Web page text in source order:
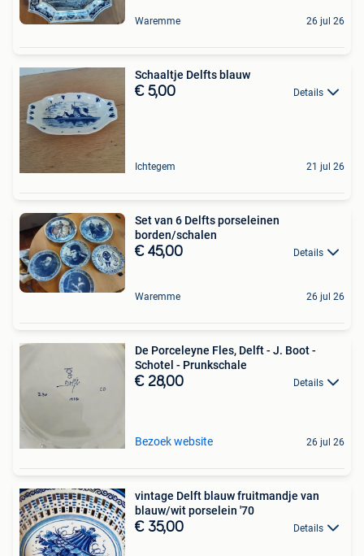
Waremme 26 jul 26
Schaaltje Delfts blauw
€ 5,00 Details
Ichtegem 21 jul 26
Set van 6 Delfts porseleinen
borden/schalen
€ 45,00 Details
Waremme 26 jul 26
De Porceleyne Fles, Delft - J. Boot -
Schotel - Prunkschale
€ 28,00 Details
Bezoek website 26 jul 26
vintage Delft blauw fruitmandje van
blauw/wit porselein '70
€ 35,00 Details